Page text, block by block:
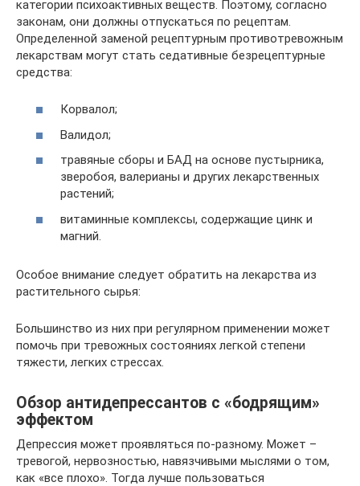
категории психоактивных веществ. Поэтому, согласно
законам, они должны отпускаться по рецептам.
Определенной заменой рецептурным противотревожным
лекарствам могут стать седативные безрецептурные
средства:
Корвалол;
Валидол;
травяные сборы и БАД на основе пустырника,
зверобоя, валерианы и других лекарственных
растений;
витаминные комплексы, содержащие цинк и
магний.
Особое внимание следует обратить на лекарства из
растительного сырья:
Большинство из них при регулярном применении может
помочь при тревожных состояниях легкой степени
тяжести, легких стрессах.
Обзор антидепрессантов с «бодрящим»
эффектом
Депрессия может проявляться по-разному. Может –
тревогой, нервозностью, навязчивыми мыслями о том,
как «все плохо». Тогда лучше пользоваться